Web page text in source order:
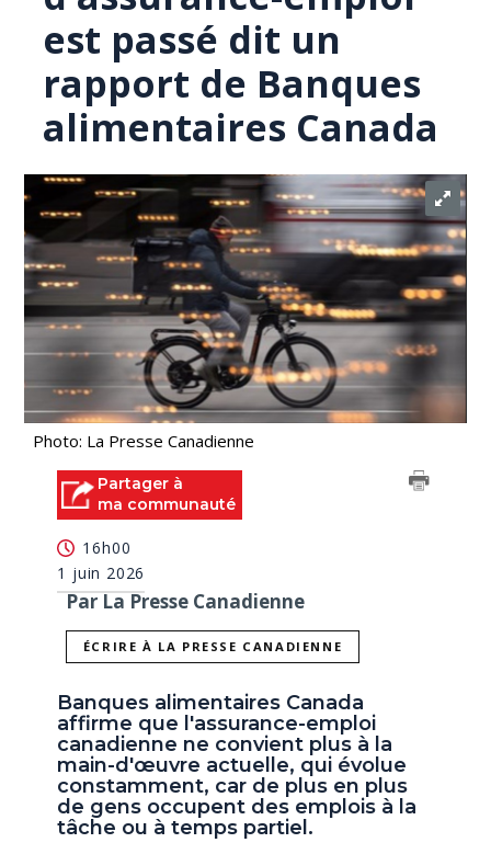
est passé dit un
rapport de Banques
alimentaires Canada
Photo: La Presse Canadienne
Partager à
ma communauté
16h00
1 juin 2026
Par La Presse Canadienne
ÉCRIRE À LA PRESSE CANADIENNE
Banques alimentaires Canada
affirme que l'assurance-emploi
canadienne ne convient plus à la
main-d'œuvre actuelle, qui évolue
constamment, car de plus en plus
de gens occupent des emplois à la
tâche ou à temps partiel.